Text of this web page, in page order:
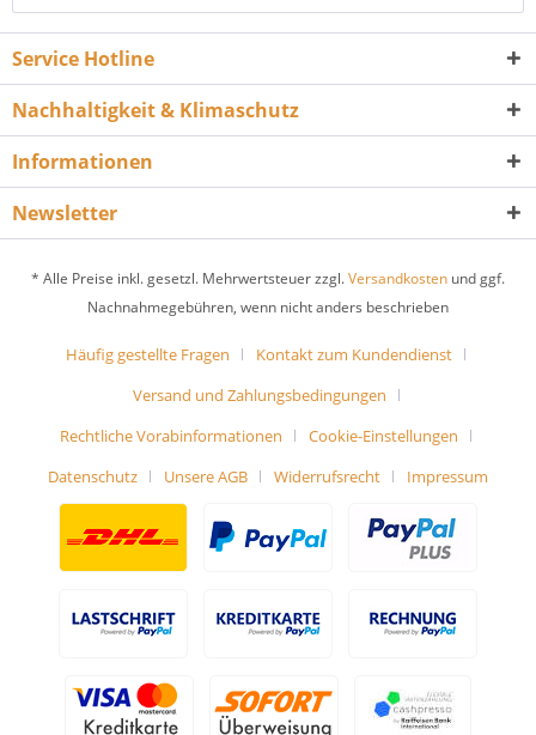
Service Hotline
Nachhaltigkeit & Klimaschutz
Informationen
Newsletter
* Alle Preise inkl. gesetzl. Mehrwertsteuer zzgl.Versandkosten und ggf.
Nachnahmegebühren, wenn nicht anders beschrieben
Häufig gestellte Fragen
Kontakt zum Kundendienst
Versand und Zahlungsbedingungen
Rechtliche Vorabinformationen
Cookie-Einstellungen
Datenschutz
Unsere AGB Widerrufsrecht Impressum